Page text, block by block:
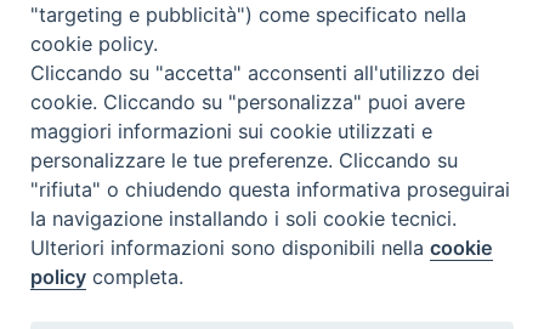
"targeting e pubblicità") come specificato nella
cookie policy.
Cliccando su "accetta" acconsenti all'utilizzo dei
cookie. Cliccando su "personalizza" puoi avere
maggiori informazioni sui cookie utilizzati e
personalizzare le tue preferenze. Cliccando su
"rifiuta" o chiudendo questa informativa proseguirai
la navigazione installando i soli cookie tecnici.
Ulteriori informazioni sono disponibili nellacookie
policy completa.